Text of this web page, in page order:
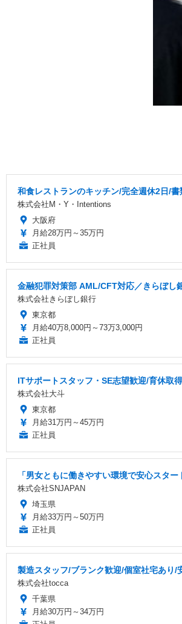
和食レストランのキッチン/完全週休2日/書
株式会社M・Y・Intentions
大阪府
月給28万円～35万円
正社員
金融犯罪対策部 AML/CFT対応／きらぼし
株式会社きらぼし銀行
東京都
月給40万8,000円～73万3,000円
正社員
ITサポートスタッフ・SE志望歓迎/育休取
株式会社大斗
東京都
月給31万円～45万円
正社員
「男女ともに働きやすい環境で安心スタ
株式会社SNJAPAN
埼玉県
月給33万円～50万円
正社員
製造スタッフ/ブランク歓迎/個室社宅あり
株式会社tocca
千葉県
月給30万円～34万円